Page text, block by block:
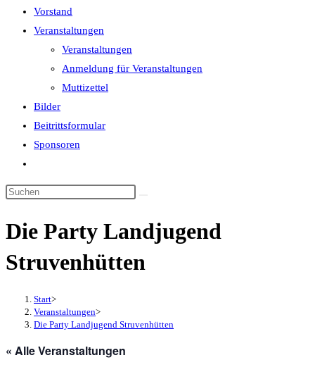
Vorstand
Veranstaltungen
Veranstaltungen
Anmeldung für Veranstaltungen
Muttizettel
Bilder
Beitrittsformular
Sponsoren
umschalten
Diese
durchsuchen
Die Party Landjugend
Struvenhütten
Start>
Veranstaltungen>
Die Party Landjugend Struvenhütten
« Alle Veranstaltungen